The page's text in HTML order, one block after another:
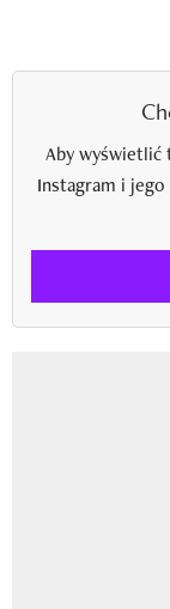
Aby wyświetlić
Instagram i jego